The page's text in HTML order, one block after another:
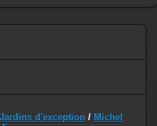
Jardins d'exception / Michel